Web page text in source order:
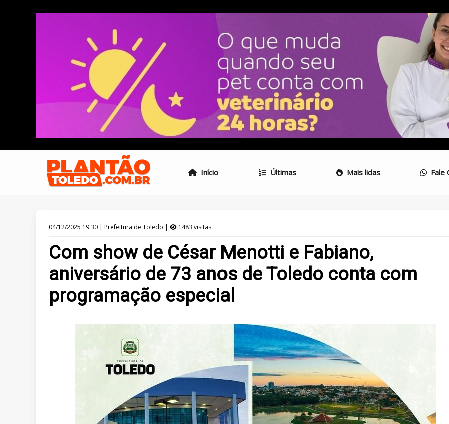
Início Últimas Mais lidas Fale
04/12/2025 19:30 | Prefeitura de Toledo | 1483 visitas
Com show de César Menotti e Fabiano,
aniversário de 73 anos de Toledo conta com
programação especial